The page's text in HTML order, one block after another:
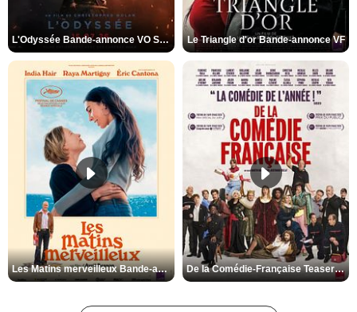
L'Odyssée Bande-annonce VO STFR Le Triangle d'or Bande-annonce VF
Les Matins merveilleux Bande-annonce VF De la Comédie-Française Teaser VF